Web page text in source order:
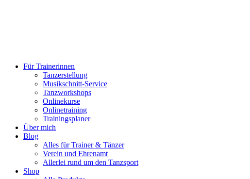
Für Trainerinnen
Tanzerstellung
Musikschnitt-Service
Tanzworkshops
Onlinekurse
Onlinetraining
Trainingsplaner
Über mich
Blog
Alles für Trainer & Tänzer
Verein und Ehrenamt
Allerlei rund um den Tanzsport
Shop